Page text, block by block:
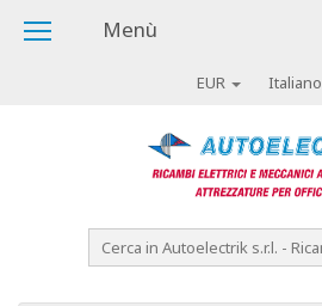
EUR Italiano
Menù